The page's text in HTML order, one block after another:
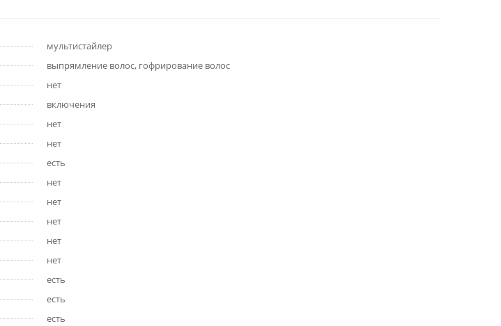
мультистайлер
выпрямление волос, гофрирование волос
нет
включения
нет
нет
есть
нет
нет
нет
нет
нет
есть
есть
есть